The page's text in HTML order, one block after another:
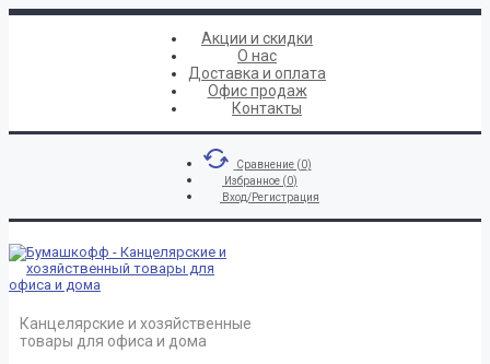
Акции и скидки
О нас
Доставка и оплата
Офис продаж
Контакты
Сравнение (0)
Избранное (0)
Вход/Регистрация
Канцелярские и хозяйственные
товары для офиса и дома